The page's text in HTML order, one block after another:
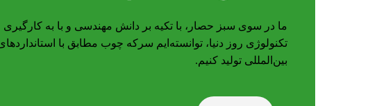
ما در سوی سبز حصار، با تکیه بر دانش مهندسی و با به کارگیری
تکنولوژی روز دنیا، توانسته‌ایم سرکه چوب مطابق با
بین‌المللی تولید کنیم.